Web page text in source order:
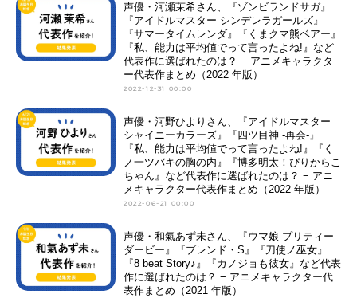
声優・河瀬茉希さん、『ゾンビランドサガ』
『アイドルマスター シンデレラガールズ』
『サマータイムレンダ』『くまクマ熊ベアー』
『私、能力は平均値でって言ったよね!』など
代表作に選ばれたのは？ − アニメキャラクタ
ー代表作まとめ（2022 年版）
2022-12-31 00:00
声優・河野ひよりさん、『アイドルマスター
シャイニーカラーズ』『四ツ目神 -再会-』
『私、能力は平均値でって言ったよね!』『く
ノ一ツバキの胸の内』『博多明太！ぴりからこ
ちゃん』など代表作に選ばれたのは？ − アニ
メキャラクター代表作まとめ（2022 年版）
2022-06-21 00:00
声優・和氣あず未さん、『ウマ娘 プリティー
ダービー』『ブレンド・S』『刀使ノ巫女』
『8 beat Story♪』『カノジョも彼女』など代表
作に選ばれたのは？ − アニメキャラクター代
表作まとめ（2021 年版）